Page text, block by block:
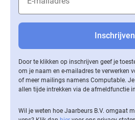
Door te klikken op inschrijven geef je
om je naam en e-mailadres te verwerken
of meer mailings namens Computable.
allen tijde intrekken via de af­meld­func­tie
Wil je weten hoe Jaarbeurs B.V. omgaat